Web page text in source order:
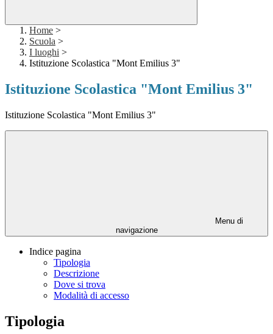
Home >
Scuola >
I luoghi >
Istituzione Scolastica "Mont Emilius 3"
Istituzione Scolastica "Mont Emilius 3"
Istituzione Scolastica "Mont Emilius 3"
Menu di
navigazione
Indice pagina
Tipologia
Descrizione
Dove si trova
Modalità di accesso
Tipologia